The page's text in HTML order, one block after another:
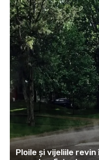
Ploile și vijeliile revin